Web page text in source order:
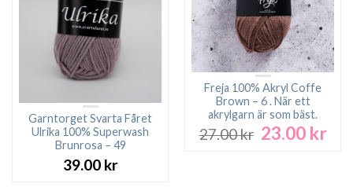
Garntorget Svarta Fåret
Ulrika 100% Superwash
Brunrosa – 49
39.00 kr
Freja 100% Akryl Coffe
Brown – 6 . När ett
akrylgarn är som bäst.
27.00kr Det
23.00 krDet